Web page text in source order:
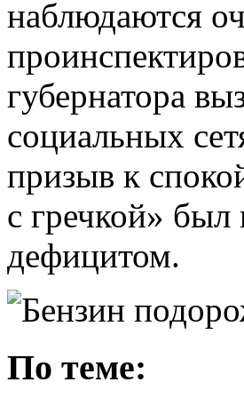
наблюдаются
губернатора
социальных
призыв к
с гречкой»
дефицитом.
По теме: